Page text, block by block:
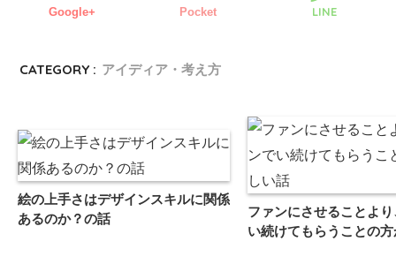
Google+ Pocket LINE
CATEGORY : アイディア・考え方
絵の上手さはデザインスキルに関係
あるのか？の話
ファンにさせることよ
い続けてもらうことの